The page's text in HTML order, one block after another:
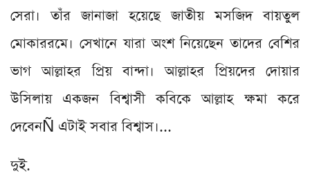
সেরা। তাঁর জানাজা হয়েছে জাতীয় মসজিদ বায়তুল
মোকাররমে। সেখানে যারা অংশ নিয়েছেন তাদের বেশির
ভাগ আল্লাহর প্রিয় বান্দা। আল্লাহর প্রিয়দের দোয়ার
উসিলায় একজন বিশ্বাসী কবিকে আল্লাহ ক্ষমা করে
দেবেনÑ এটাই সবার বিশ্বাস।...
দুই.